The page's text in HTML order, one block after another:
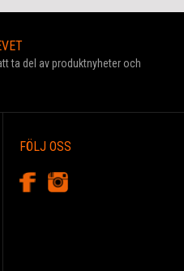
ta del av produktnyheter och
FÖLJ OSS